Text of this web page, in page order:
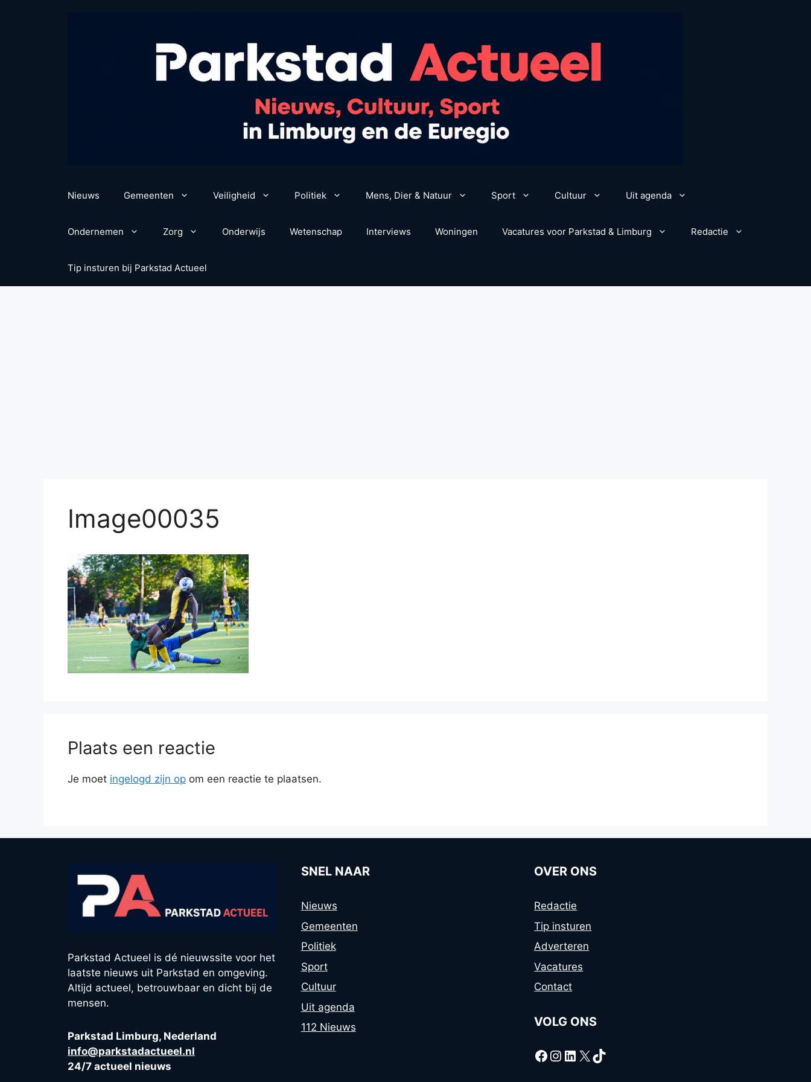
Nieuws Gemeenten Veiligheid Politiek Mens, Dier & Natuur Sport Cultuur Uit agenda
Ondernemen Zorg Onderwijs Wetenschap Interviews Woningen Vacatures voor Parkstad & Limburg Redactie
Tip insturen bij Parkstad Actueel
Image00035
Plaats een reactie
Je moet ingelogd zijn op om een reactie te plaatsen.
Parkstad Actueel is dé nieuwssite voor het
laatste nieuws uit Parkstad en omgeving.
Altijd actueel, betrouwbaar en dicht bij de
mensen.
Parkstad Limburg, Nederland
info@parkstadactueel.nl
24/7 actueel nieuws
SNEL NAAR
Nieuws
Gemeenten
Politiek
Sport
Cultuur
Uit agenda
112 Nieuws
OVER ONS
Redactie
Tip insturen
Adverteren
Vacatures
Contact
VOLG ONS
Facebook
Instagram
LinkedIn
X TikTok